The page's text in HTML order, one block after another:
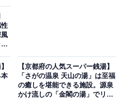
紹介しています。
やサービスの利用により、売上の一部が
あります。
泉 えいせん京」は全国ト
泉が自慢の隠れ宿
えいせん京」は比叡山の自然
本
【京都府の人気スーパー銭湯】
「さがの温泉 天山の湯」は至福
の癒しを堪能できる施設。源泉
かけ流しの「金閣の湯」でリラ